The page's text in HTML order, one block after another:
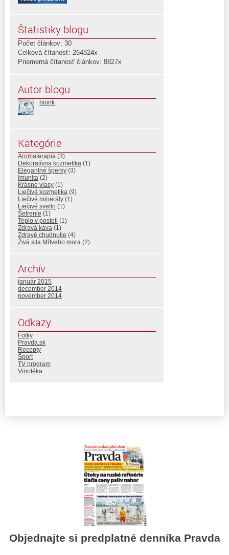
Štatistiky blogu
Počet článkov: 30
Celková čítanosť: 264824x
Priemerná čítanosť článkov: 8827x
Autor blogu
bionk
Kategórie
Aromaterapia (3)
Dekoratívna kozmetika (1)
Elegantné šperky (3)
Imunita (2)
Krásne vlasy (1)
Liečivá kozmetika (9)
Liečivé minerály (1)
Liečivé svetlo (1)
Šetrenie (1)
Teplo v posteli (1)
Zdravá káva (1)
Zdravé chudnutie (4)
Živá sila Mŕtveho mora (2)
Archív
január 2015
december 2014
november 2014
Odkazy
Fotky
Pravda.sk
Recepty
Šport
TV program
Vinotéka
Objednajte si predplatné denníka Pravda